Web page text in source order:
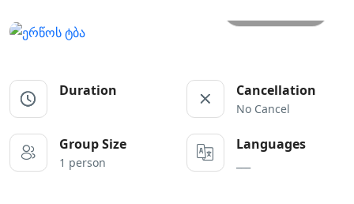
Duration Cancellation
No Cancel
Group Size
1 person
Languages